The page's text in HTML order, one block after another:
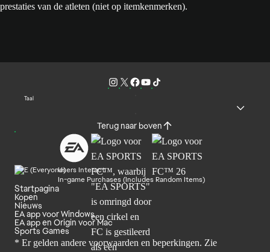
prestaties van de atleten (niet op itemkenmerken).
Taal
Terug naar boven
Users Interact
In-game Purchases (Includes Random Items)
Startpagina
Kopen
Nieuws
EA app voor Windows
EA app en Origin voor Mac
Sports Games
* Er gelden andere voorwaarden en beperkingen. Zie